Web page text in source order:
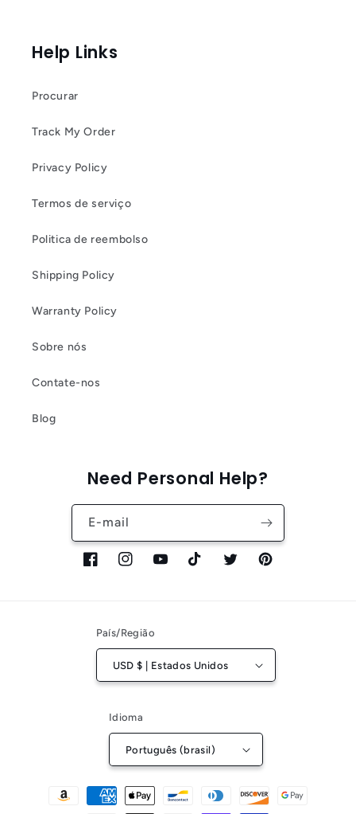
Help Links
Procurar
Track My Order
Privacy Policy
Termos de serviço
Politica de reembolso
Shipping Policy
Warranty Policy
Sobre nós
Contate-nos
Blog
Need Personal Help?
E-mail
FacebookInstagramYouTubeTikTok TwitterPinterest
País/Região
USD $ | Estados Unidos
Idioma
Português (brasil)
Formas